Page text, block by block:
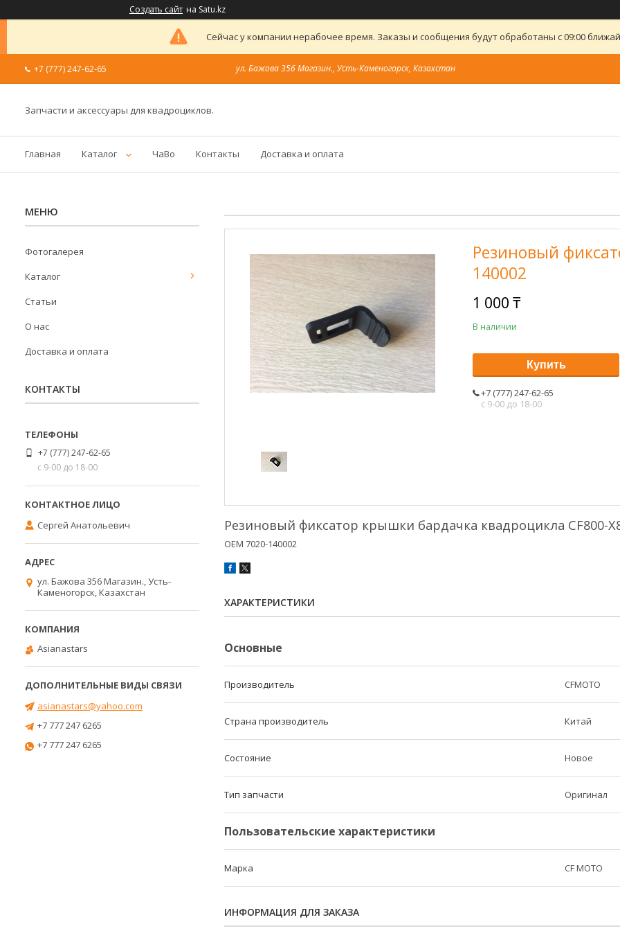
Создать сайт на Satu.kz
Сейчас у компании нерабочее время. Заказы и сообщения будут обработаны с 09:00
+7 (777) 247-62-65 ул. Бажова 356 Магазин., Усть-Каменогорск, Казахстан
Запчасти и аксессуары для квадроциклов.
Главная Каталог ЧаВо Контакты Доставка и оплата
Резиновый
140002
1 000 ₸
В наличии
Купить
+7 (777) 247-62-65
с 9-00 до 18-00
Резиновый фиксатор крышки бардачка квадроцикла CF800-
OEM 7020-140002
ХАРАКТЕРИСТИКИ
Основные
Производитель CFMOTO
Страна производитель Китай
Состояние Новое
Тип запчасти Оригинал
Пользовательские характеристики
Марка CF MOTO
ИНФОРМАЦИЯ ДЛЯ ЗАКАЗА
Фотогалерея
Каталог
Статьи
О нас
Доставка и оплата
КОНТАКТЫ
+7 (777) 247-62-65
с 9-00 до 18-00
Сергей Анатольевич
ул. Бажова 356 Магазин., Усть-
Каменогорск, Казахстан
Asianastars
asianastars@yahoo.com
+7 777 247 6265
+7 777 247 6265